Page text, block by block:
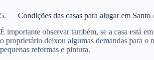
5. Condições das casas para alugar em Santo
É importante observar também, se a casa está
o proprietário deixou algumas demandas para o
pequenas reformas e pintura.